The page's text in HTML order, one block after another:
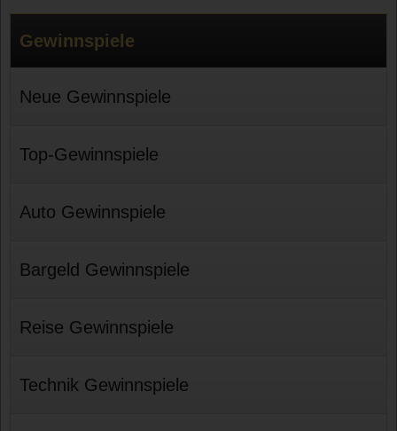
Gewinnspiele
Neue Gewinnspiele
Top-Gewinnspiele
Auto Gewinnspiele
Bargeld Gewinnspiele
Reise Gewinnspiele
Technik Gewinnspiele